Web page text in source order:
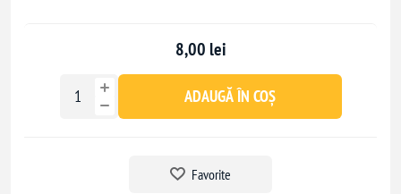
8,00 lei
ADAUGĂ ÎN COȘ
Favorite